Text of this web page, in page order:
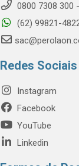
0800 7308 300
(62) 99821-
Redes Sociais
Instagram
Facebook
YouTube
Linkedin